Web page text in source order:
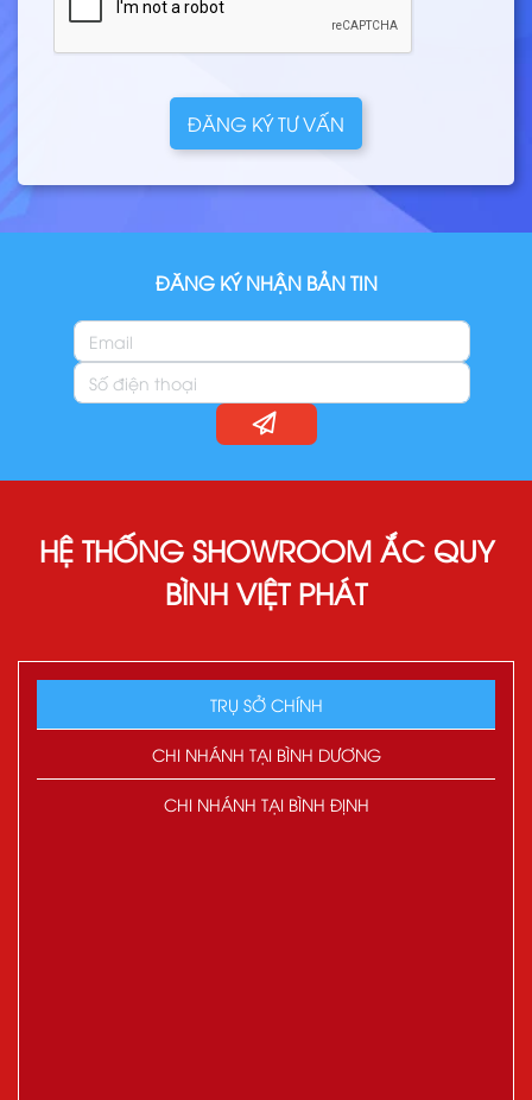
ĐĂNG KÝ TƯ VẤN
ĐĂNG KÝ NHẬN BẢN TIN
HỆ THỐNG SHOWROOM ẮC QUY
BÌNH VIỆT PHÁT
TRỤ SỞ CHÍNH
CHI NHÁNH TẠI BÌNH DƯƠNG
CHI NHÁNH TẠI BÌNH ĐỊNH